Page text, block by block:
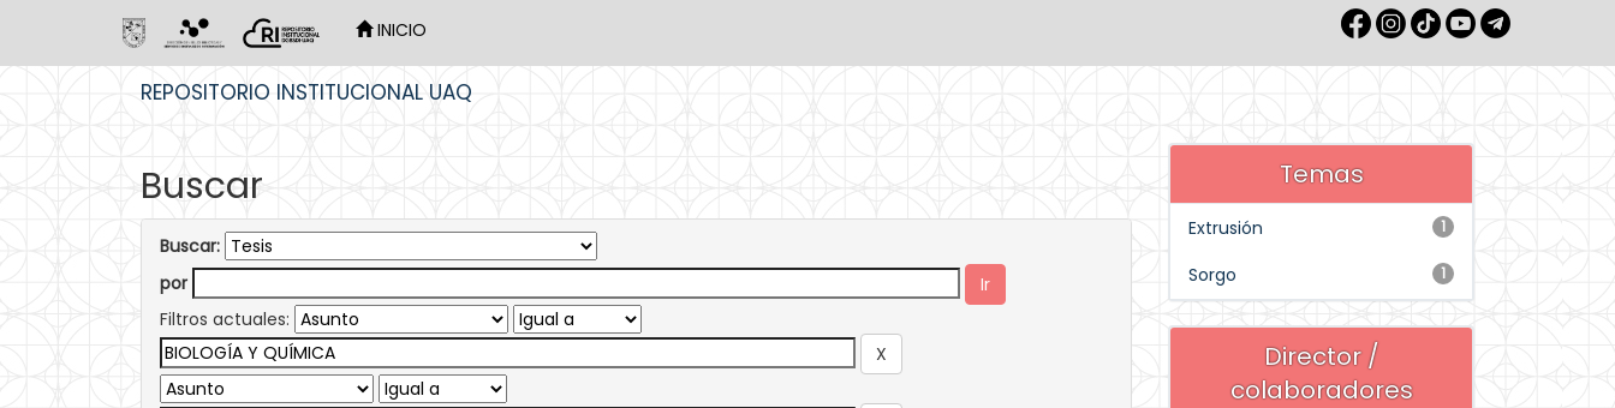
INICIO
REPOSITORIO INSTITUCIONAL UAQ
Buscar
Buscar:
por
Filtros actuales:
Temas
1
Extrusión
1
Sorgo
Director /
colaboradores